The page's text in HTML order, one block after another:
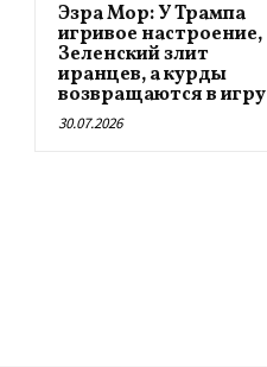
Эзра Мор: У Трампа
игривое настроение,
Зеленский злит
иранцев, а курды
возвращаются в игру
30.07.2026